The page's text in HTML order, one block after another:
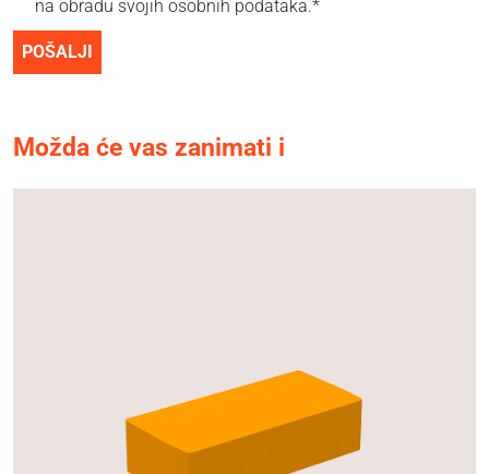
na obradu svojih osobnih podataka.*
POŠALJI
Možda će vas zanimati i